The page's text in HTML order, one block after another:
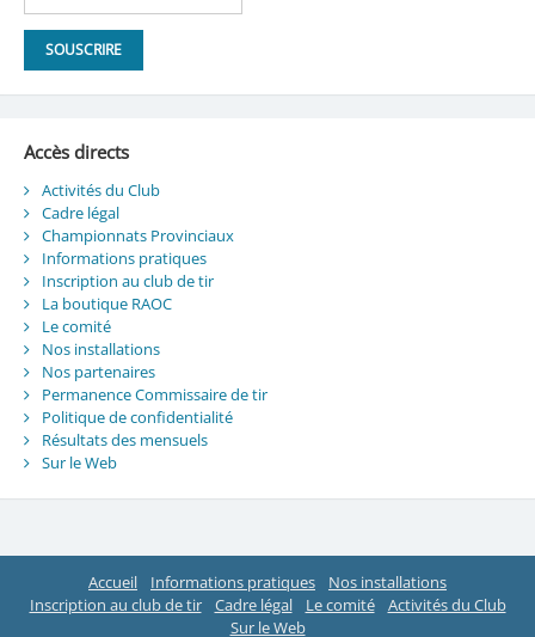
Accès directs
Activités du Club
Cadre légal
Championnats Provinciaux
Informations pratiques
Inscription au club de tir
La boutique RAOC
Le comité
Nos installations
Nos partenaires
Permanence Commissaire de tir
Politique de confidentialité
Résultats des mensuels
Sur le Web
Accueil Informations pratiques
Nos installations
Inscription au club de tir
Cadre légal Le comité
Activités du Club
Sur le Web